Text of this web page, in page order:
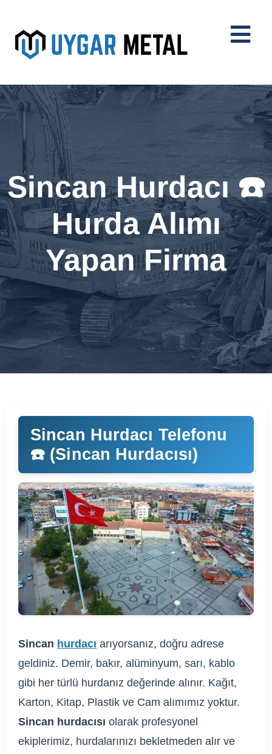
Sincan Hurdacı ☎️
Hurda Alımı
Yapan Firma
Sincan Hurdacı Telefonu
☎️ (Sincan Hurdacısı)
Sincan hurdacı arıyorsanız, doğru adrese
geldiniz. Demir, bakır, alüminyum, sarı, kablo
gibi her türlü hurdanız değerinde alınır. Kağıt,
Karton, Kitap, Plastik ve Cam alımımız yoktur.
Sincan hurdacısı olarak profesyonel
ekiplerimiz, hurdalarınızı bekletmeden alır ve